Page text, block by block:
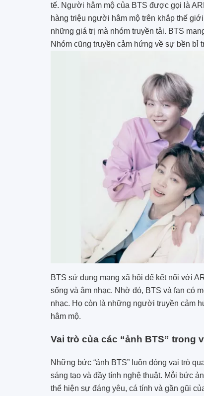
tế. Người hâm mộ của BTS được gọi là
hàng triệu người hâm mộ trên khắp thế
những giá trị mà nhóm truyền tải. BTS
Nhóm cũng truyền cảm hứng về sự bền bỉ
BTS sử dụng mạng xã hội để kết nối với
sống và âm nhạc. Nhờ đó, BTS và fan có
nhạc. Họ còn là những người truyền cảm
hâm mộ.
Vai trò của các “ảnh BTS” trong
Những bức “ảnh BTS” luôn đóng vai trò
sáng tạo và đầy tính nghệ thuật. Mỗi bức
thể hiện sự đáng yêu, cá tính và gần gũi